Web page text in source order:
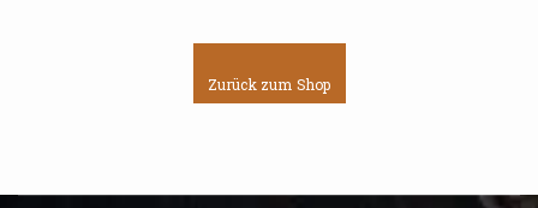
Zurück zum Shop